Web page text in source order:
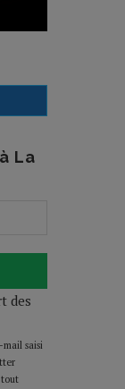
La
des
saisi